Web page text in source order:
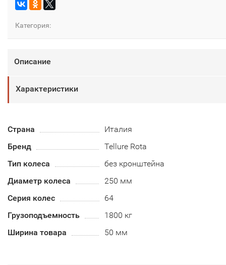
Категория:
Описание
Характеристики
Страна
Италия
Бренд
Tellure Rota
Тип колеса
без кронштейна
Диаметр колеса
250 мм
Серия колес
64
Грузоподъемность
1800 кг
Ширина товара
50 мм